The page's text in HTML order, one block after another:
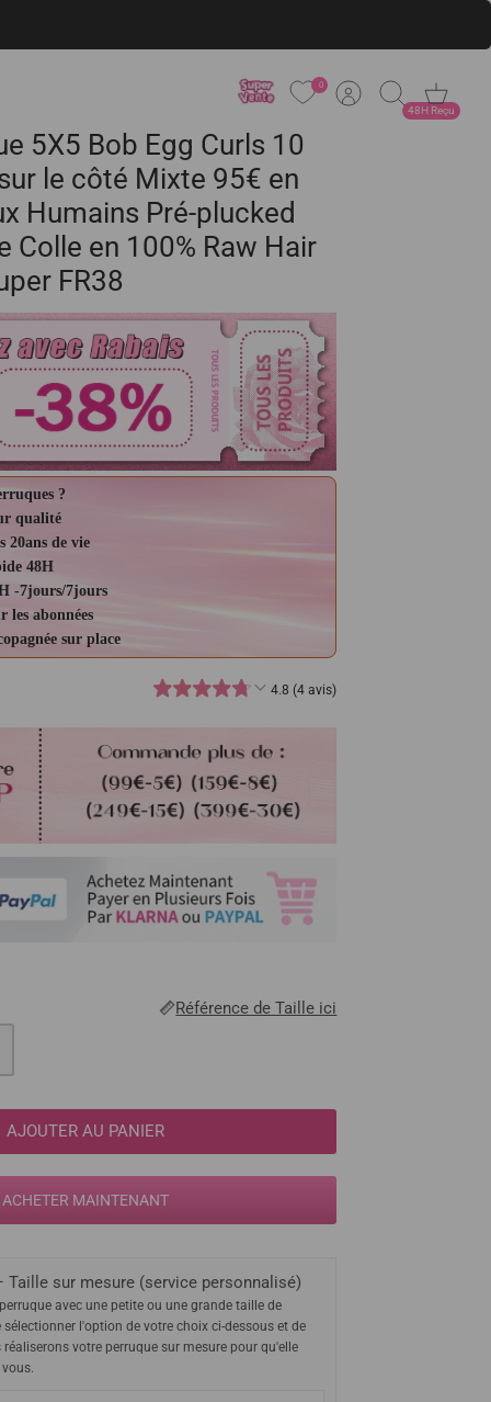
48H Reçu
0
CompteRecherchePanier
5X5 Bob Egg Curls 10
le côté Mixte 95€ en
Humains Pré-plucked
Colle en 100% Raw Hair
FR38
?
qualité
20ans de vie
48H
-7jours/7jours
les abonnées
sur place
4.8 (4 avis)
Référence de Taille ici
AJOUTER AU PANIER
ACHETER MAINTENANT
Taille sur mesure (service personnalisé)
avec une petite ou une grande taille de
sélectionner l'option de votre choix ci-dessous et de
réaliserons votre perruque sur mesure pour qu'elle